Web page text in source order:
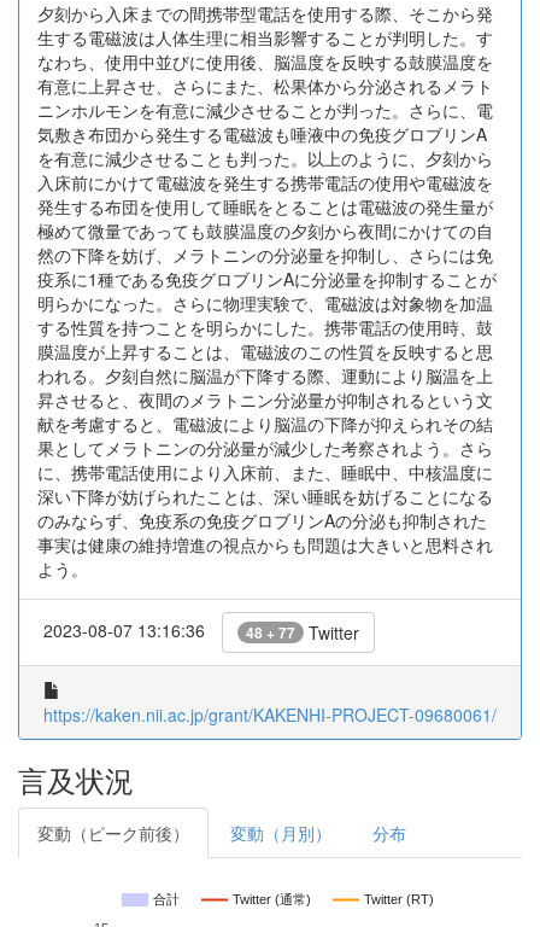
夕刻から入床までの間携帯型電話を使用する際、そこから発
生する電磁波は人体生理に相当影響することが判明した。す
なわち、使用中並びに使用後、脳温度を反映する鼓膜温度を
有意に上昇させ、さらにまた、松果体から分泌されるメラト
ニンホルモンを有意に減少させることが判った。さらに、電
気敷き布団から発生する電磁波も唾液中の免疫グロブリンA
を有意に減少させることも判った。以上のように、夕刻から
入床前にかけて電磁波を発生する携帯電話の使用や電磁波を
発生する布団を使用して睡眠をとることは電磁波の発生量が
極めて微量であっても鼓膜温度の夕刻から夜間にかけての自
然の下降を妨げ、メラトニンの分泌量を抑制し、さらには免
疫系に1種である免疫グロブリンAに分泌量を抑制することが
明らかになった。さらに物理実験で、電磁波は対象物を加温
する性質を持つことを明らかにした。携帯電話の使用時、鼓
膜温度が上昇することは、電磁波のこの性質を反映すると思
われる。夕刻自然に脳温が下降する際、運動により脳温を上
昇させると、夜間のメラトニン分泌量が抑制されるという文
献を考慮すると、電磁波により脳温の下降が抑えられその結
果としてメラトニンの分泌量が減少した考察されよう。さら
に、携帯電話使用により入床前、また、睡眠中、中核温度に
深い下降が妨げられたことは、深い睡眠を妨げることになる
のみならず、免疫系の免疫グロブリンAの分泌も抑制された
事実は健康の維持増進の視点からも問題は大きいと思料され
よう。
2023-08-07 13:16:36 48 + 77 Twitter
https://kaken.nii.ac.jp/grant/KAKENHI-PROJECT-09680061/
言及状況
変動（ピーク前後） 変動（月別） 分布
合計 Twitter (通常) Twitter (RT)